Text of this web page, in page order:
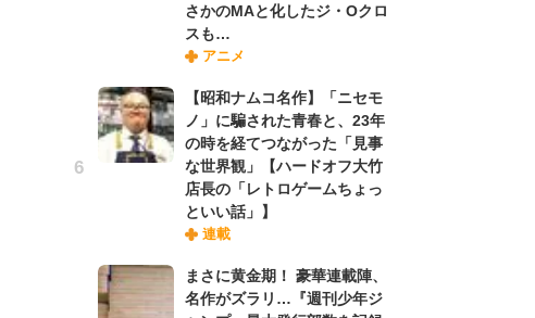
さかのMAと化したジ・Oクロ
スも…
アニメ
【昭和ナムコ名作】「ニセモ
ノ」に騙された青春と、23年
の時を経てつながった「見事
な世界観」【ハードオフ大竹
店長の「レトロゲームちょっ
といい話」】
連載
まさに黄金期！ 豪華連載陣、
名作がズラリ…『週刊少年ジ